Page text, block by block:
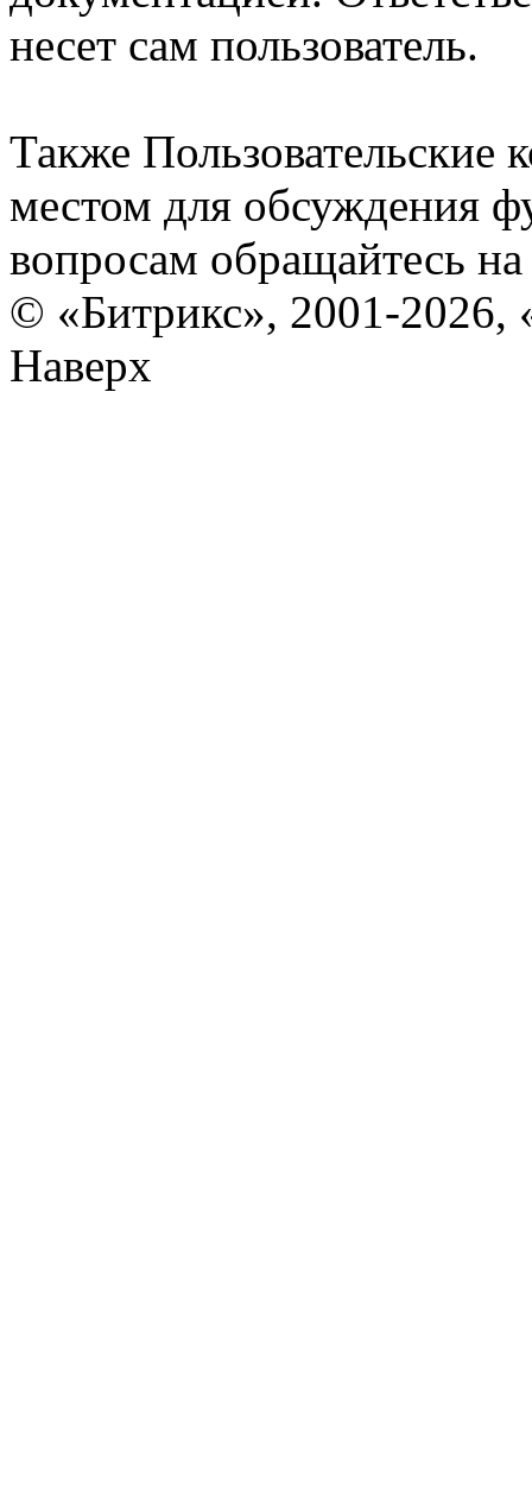
несет сам пользователь.
Также Пользовательские
местом для обсуждения
вопросам обращайтесь
© «Битрикс», 2001-2026,
Наверх